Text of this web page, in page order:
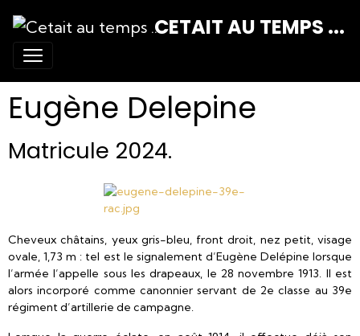
CETAIT AU TEMPS ...
Eugène Delepine
Matricule 2024.
Cheveux châtains, yeux gris-bleu, front droit, nez petit, visage
ovale, 1,73 m : tel est le signalement d’Eugène Delépine lorsque
l’armée l’appelle sous les drapeaux, le 28 novembre 1913. Il est
alors incorporé comme canonnier servant de 2e classe au 39e
régiment d’artillerie de campagne.